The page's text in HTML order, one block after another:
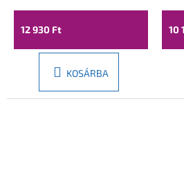
zuhanykabinokhoz,
max. 150 cm hosszú,
PARIS-BAR-WH
12 930 Ft
KOSÁRBA
10